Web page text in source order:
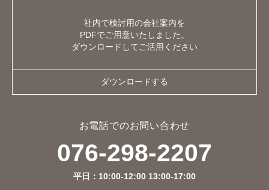
社内で検討用の会社案内を
PDFでご用意いたしました。
ダウンロードしてご活用ください
ダウンロードする
お電話でのお問い合わせ
076-298-2207
平日：10:00-12:00 13:00-17:00